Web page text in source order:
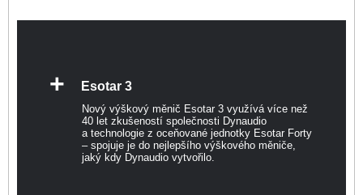
+ Esotar 3
Nový výškový měnič Esotar 3 využívá více než
40 let zkušeností společnosti Dynaudio
a technologie z oceňované jednotky Esotar Forty
– spojuje je do nejlepšího výškového měniče,
jaký kdy Dynaudio vytvořilo.